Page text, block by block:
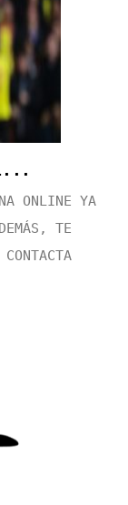
ONLINE YA
TE